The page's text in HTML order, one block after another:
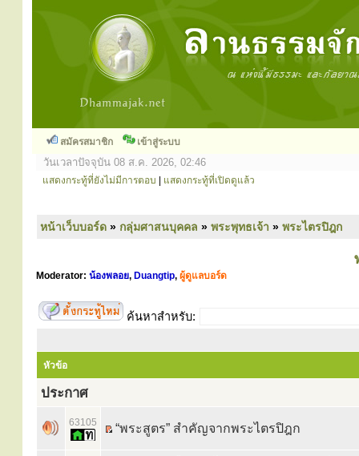
สมัครสมาชิก เข้าสู่ระบบ
วันเวลาปัจจุบัน 08 ส.ค. 2026, 02:46
แสดงกระทู้ที่ยังไม่มีการตอบ แสดงกระทู้ที่เปิดดูแล้ว
หน้าเว็บบอร์ด » กลุ่มศาสนบุคคล » พระพุทธเจ้า » พระไตรปิฎก
Moderator: น้องพลอย, Duangtip, ผู้ดูแลบอร์ด
ค้นหาสำหรับ:
หัวข้อ
ประกาศ
63105 “พระสูตร” สำคัญจากพระไตรปิฎก